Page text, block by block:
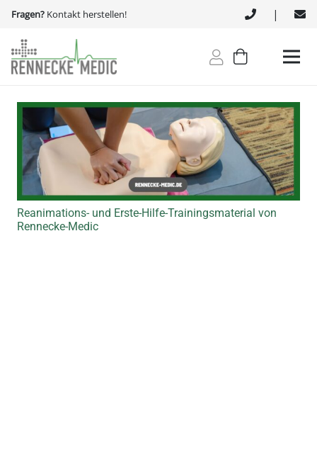
Fragen? Kontakt herstellen! |
Reanimations- und Erste-Hilfe-Trainingsmaterial von
Rennecke-Medic